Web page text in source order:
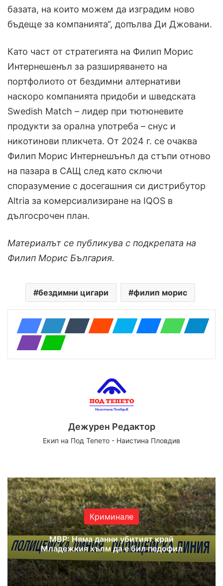
базата, на които можем да изградим ново
бъдеще за компанията“, допълва Ди Джовани.
Като част от стратегията на Филип Морис
Интернешенъл за разширяването на
портфолиото от бездимни алтернативи
наскоро компанията придоби и шведската
Swedish Match – лидер при тютюневите
продукти за орална употреба – снус и
никотинови пликчета. От 2024 г. се очаква
Филип Морис Интернешънъл да стъпи отново
на пазара в САЩ след като сключи
споразумение с досегашния си дистрибутор
Altria за комерсиализиране на IQOS в
дългосрочен план.
Материалът се публикува с подкрепата на
Филип Морис България.
бездимни цигари филип морис
Дежурен Редактор
Екип на Под Тепето - Наистина Пловдив
Криминале
МВР: Няма данни убитият край
Младежкия хълм да е бил педофил